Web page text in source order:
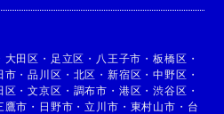
大田区 ・ 足立区 ・ 八王子市 ・板橋区 ・
市 ・品川区 ・ 北区 ・ 新宿区 ・中野区 ・
区 ・文京区 ・ 調布市 ・ 港区 ・渋谷区 ・
鷹市 ・ 日野市 ・立川市 ・ 東村山市 ・ 台